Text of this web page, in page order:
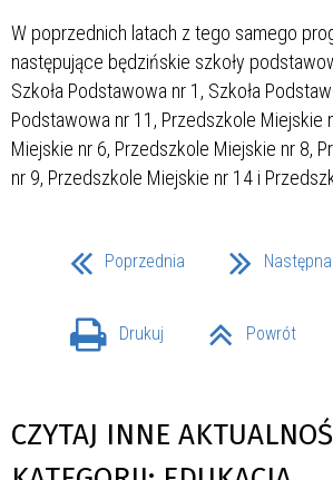
W poprzednich latach z tego samego
następujące będzińskie szkoły
Szkoła Podstawowa nr 1, Szkoła
Podstawowa nr 11, Przedszkole Miejskie
Miejskie nr 6, Przedszkole Miejskie nr 8,
nr 9, Przedszkole Miejskie nr 14 i
Poprzednia Następna
Drukuj Powrót
CZYTAJ INNE